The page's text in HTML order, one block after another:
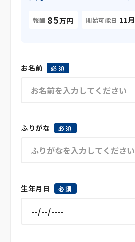
報酬 85万円 開始可能日 11月
お名前 必須
ふりがな 必須
生年月日 必須